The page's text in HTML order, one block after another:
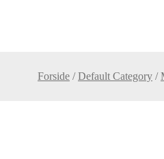
Forside /Default Category /